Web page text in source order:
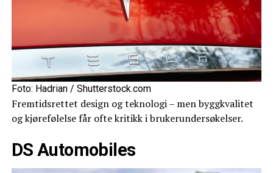
Foto: Hadrian / Shutterstock.com
Fremtidsrettet design og teknologi – men byggkvalitet
og kjørefølelse får ofte kritikk i brukerundersøkelser.
DS Automobiles